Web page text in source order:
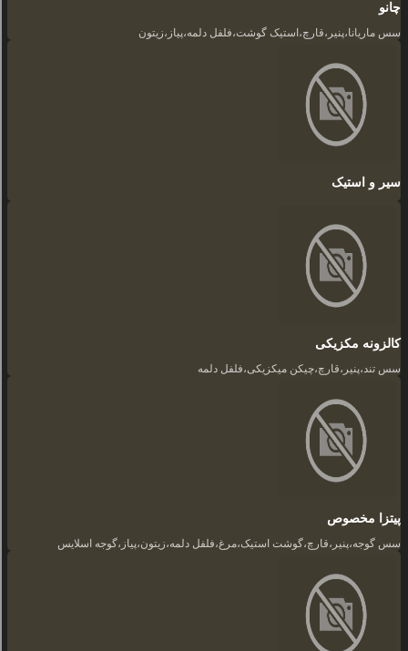
چانو
سس ماریانا،پنیر،قارچ،استیک گوشت،فلفل دلمه،پیاز،زیتون
سیر و استیک
کالزونه مکزیکی
سس تند،پنیر،قارچ،چیکن میکزیکی،فلفل دلمه
پیتزا مخصوص
سس گوجه،پنیر،قارچ،گوشت استیک،مرغ،فلفل دلمه،زیتون،پیاز،گوجه اسلایس